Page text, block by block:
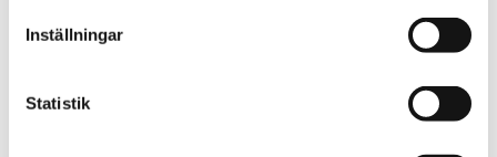
Inställningar
Statistik
Arbetsgivare: Quality Hotel Grand
Sista ansökningsdag: 2026-09-04